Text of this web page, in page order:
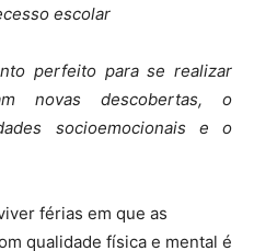
escolar
perfeito para se realizar
novas descobertas, o
socioemocionais e o
férias em que as
qualidade física e mental é